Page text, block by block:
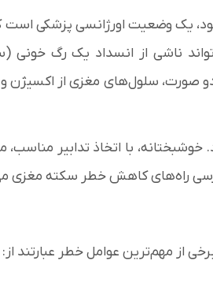
یک وضعیت اورژانسی پزشکی است
ناشی از انسداد یک رگ خونی
صورت، سلول‌های مغزی از اکسیژن
با اتخاذ تدابیر مناسب،
راه‌های کاهش خطر سکته مغزی
از مهم‌ترین عوامل خطر عبارتند از: